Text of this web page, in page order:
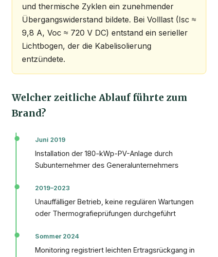
und thermische Zyklen ein zunehmender
Übergangswiderstand bildete. Bei Volllast (Isc ≈
9,8 A, Voc ≈ 720 V DC) entstand ein serieller
Lichtbogen, der die Kabelisolierung
entzündete.
Welcher zeitliche Ablauf führte zum
Brand?
Juni 2019
Installation der 180-kWp-PV-Anlage durch
Subunternehmer des Generalunternehmers
2019–2023
Unauffälliger Betrieb, keine regulären Wartungen
oder Thermografieprüfungen durchgeführt
Sommer 2024
Monitoring registriert leichten Ertragsrückgang in